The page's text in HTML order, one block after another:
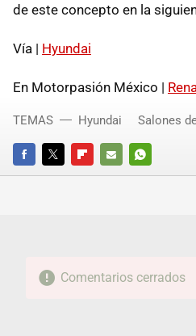
de este concepto en la
Vía | Hyundai
En Motorpasión México |
FACEBOOKTWITTERFLIPBOARD
E-
WHATSAPP
TEMAS Hyundai Salones
Comentarios cerrados